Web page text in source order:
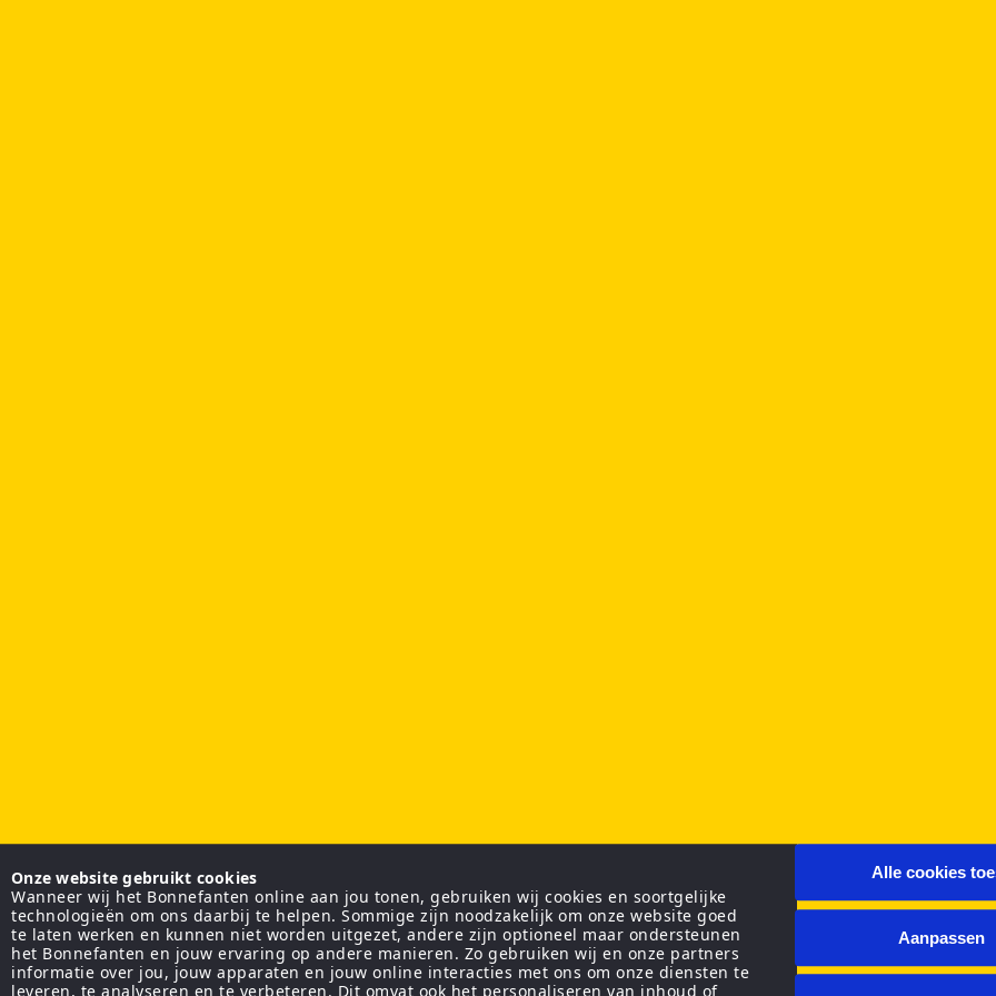
Onze website gebruikt cookies
Wanneer wij het Bonnefanten online aan jou tonen, gebruiken wij cookies en soortgelijke
technologieën om ons daarbij te helpen. Sommige zijn noodzakelijk om onze website goed
te laten werken en kunnen niet worden uitgezet, andere zijn optioneel maar ondersteunen
het Bonnefanten en jouw ervaring op andere manieren. Zo gebruiken wij en onze partners
informatie over jou, jouw apparaten en jouw online interacties met ons om onze diensten te
leveren, te analyseren en te verbeteren. Dit omvat ook het personaliseren van inhoud of
Alle cookies
Aanpassen